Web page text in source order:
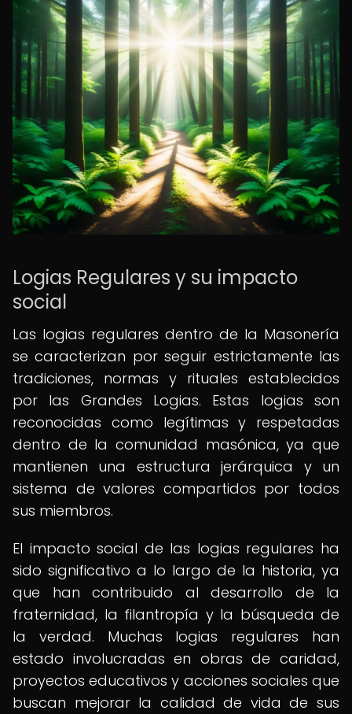
Logias Regulares y su impacto
social
Las logias regulares dentro de la Masonería
se caracterizan por seguir estrictamente las
tradiciones, normas y rituales establecidos
por las Grandes Logias. Estas logias son
reconocidas como legítimas y respetadas
dentro de la comunidad masónica, ya que
mantienen una estructura jerárquica y un
sistema de valores compartidos por todos
sus miembros.
El impacto social de las logias regulares ha
sido significativo a lo largo de la historia, ya
que han contribuido al desarrollo de la
fraternidad, la filantropía y la búsqueda de
la verdad. Muchas logias regulares han
estado involucradas en obras de caridad,
proyectos educativos y acciones sociales que
buscan mejorar la calidad de vida de sus